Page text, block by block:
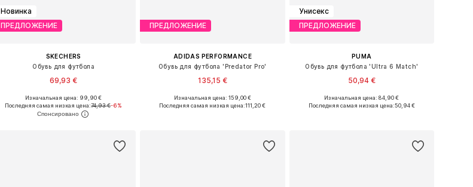
Новинка
ПРЕДЛОЖЕНИЕ
SKECHERS
Обувь для футбола
69,93 €
Доступно множество размеров
Добавить в корзину
Изначальная цена: 99,90 €
Последняя самая низкая цена:74,93 €-6%
ПРЕДЛОЖЕНИЕ
ADIDAS PERFORMANCE
Обувь для футбола 'Predator Pro'
135,15 €
Доступно множество размеров
Изначальная цена: 159,00 €
Последняя самая низкая цена:111,20 €
Унисекс
ПРЕДЛОЖЕНИЕ
PUMA
Обувь для футбола 'Ultra 6 Match'
50,94 €
Доступно множество размеров
Изначальная цена: 84,90 €
Последняя самая низкая цена:50,94 €